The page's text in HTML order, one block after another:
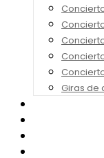
Giras de